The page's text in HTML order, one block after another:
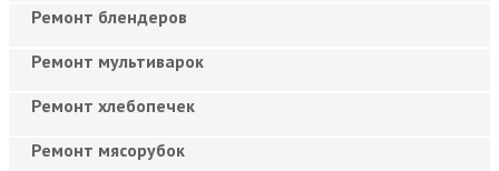
Ремонт блендеров
Ремонт мультиварок
Ремонт хлебопечек
Ремонт мясорубок